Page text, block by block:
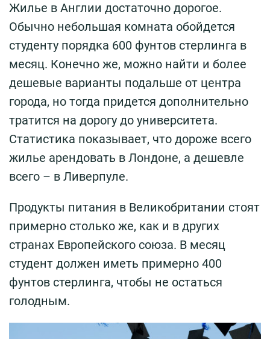
Жилье в Англии достаточно дорогое.
Обычно небольшая комната обойдется
студенту порядка 600 фунтов стерлинга в
месяц. Конечно же, можно найти и более
дешевые варианты подальше от центра
города, но тогда придется дополнительно
тратится на дорогу до университета.
Статистика показывает, что дороже всего
жилье арендовать в Лондоне, а дешевле
всего – в Ливерпуле.
Продукты питания в Великобритании стоят
примерно столько же, как и в других
странах Европейского союза. В месяц
студент должен иметь примерно 400
фунтов стерлинга, чтобы не остаться
голодным.